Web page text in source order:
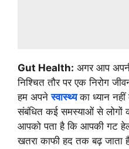
Gut Health: अगर आप
निश्चित तौर पर एक निरोग
हम अपनेस्वास्थ्य का ध्यान
संबंधित कई समस्याओं से लोगों
आपको पता है कि आपकी गट
खतरा काफी हद तक बढ़ जाता